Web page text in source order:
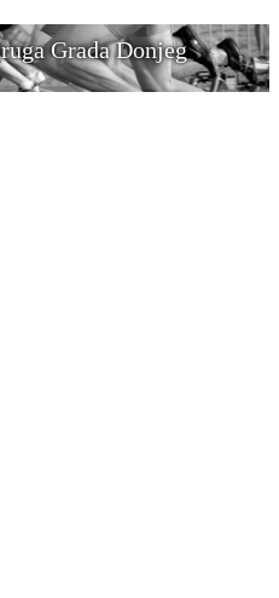
Grada Donjeg